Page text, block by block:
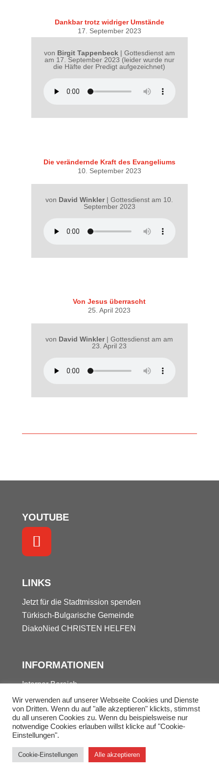
Dankbar trotz widriger Umstände
17. September 2023
von Birgit Tappenbeck| Gottesdienst am
am 17. September 2023 (leider wurde nur
die Häfte der Predigt aufgezeichnet)
Die verändernde Kraft des Evangeliums
10. September 2023
von David Winkler|Gottesdienst am 10.
September 2023
Von Jesus überrascht
25. April 2023
von David Winkler|Gottesdienst am am
23. April 23
YOUTUBE
LINKS
Jetzt für die Stadtmission spenden
Türkisch-Bulgarische Gemeinde
DiakoNied CHRISTEN HELFEN
INFORMATIONEN
Interner Bereich
Kontakt
Datenschutz
Impressum
© 2025 Stadtmission Frankfurt-Nied
Wir verwenden auf unserer Webseite Cookies und Dienste
von Dritten. Wenn du auf "alle akzeptieren" klickts, stimmst
du all unseren Cookies zu. Wenn du beispielsweise nur
notwendige Cookies erlauben willst klicke auf "Cookie-
Einstellungen".
Cookie-Einstellungen Alle akzeptieren